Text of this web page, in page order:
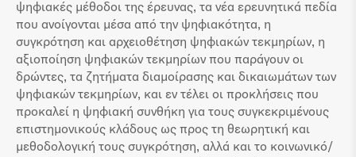
ψηφιακές μέθοδοι της έρευνας, τα νέα ερευνητικά πεδία
που ανοίγονται μέσα από την ψηφιακότητα, η
συγκρότηση και αρχειοθέτηση ψηφιακών τεκμηρίων, η
αξιοποίηση ψηφιακών τεκμηρίων που παράγουν οι
δρώντες, τα ζητήματα διαμοίρασης και δικαιωμάτων των
ψηφιακών τεκμηρίων, και εν τέλει οι προκλήσεις που
προκαλεί η ψηφιακή συνθήκη για τους συγκεκριμένους
επιστημονικούς κλάδους ως προς τη θεωρητική και
μεθοδολογική τους συγκρότηση, αλλά και το κοινωνικό/